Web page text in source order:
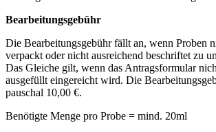
Bearbeitungsgebühr
Die Bearbeitungsgebühr fällt an, wenn Proben
verpackt oder nicht ausreichend beschriftet zu
Das Gleiche gilt, wenn das Antragsformular
ausgefüllt eingereicht wird. Die
pauschal 10,00 €.
Benötigte Menge pro Probe = mind. 20ml